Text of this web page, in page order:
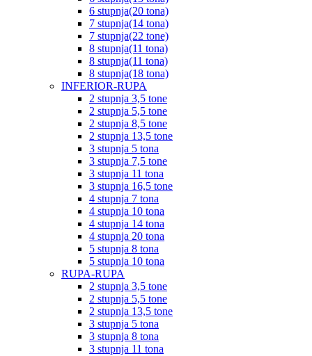
6 stupnja(20 tona)
7 stupnja(14 tona)
7 stupnja(22 tone)
8 stupnja(11 tona)
8 stupnja(11 tona)
8 stupnja(18 tona)
INFERIOR-RUPA
2 stupnja 3,5 tone
2 stupnja 5,5 tone
2 stupnja 8,5 tone
2 stupnja 13,5 tone
3 stupnja 5 tona
3 stupnja 7,5 tone
3 stupnja 11 tona
3 stupnja 16,5 tone
4 stupnja 7 tona
4 stupnja 10 tona
4 stupnja 14 tona
4 stupnja 20 tona
5 stupnja 8 tona
5 stupnja 10 tona
RUPA-RUPA
2 stupnja 3,5 tone
2 stupnja 5,5 tone
2 stupnja 13,5 tone
3 stupnja 5 tona
3 stupnja 8 tona
3 stupnja 11 tona